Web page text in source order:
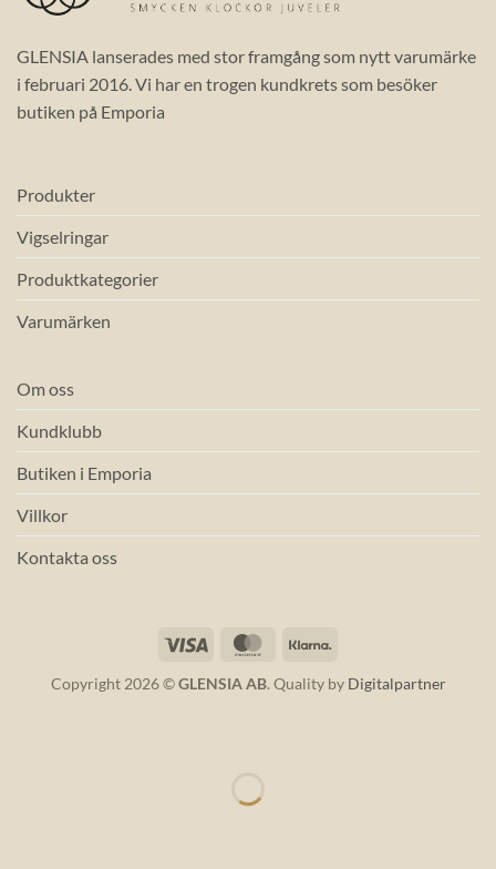
GLENSIA lanserades med stor framgång som nytt varumärke
i februari 2016. Vi har en trogen kundkrets som besöker
butiken på Emporia
Produkter
Vigselringar
Produktkategorier
Varumärken
Om oss
Kundklubb
Butiken i Emporia
Villkor
Kontakta oss
Visa MasterCard
Copyright 2026 ©GLENSIA AB. Quality by Digitalpartner